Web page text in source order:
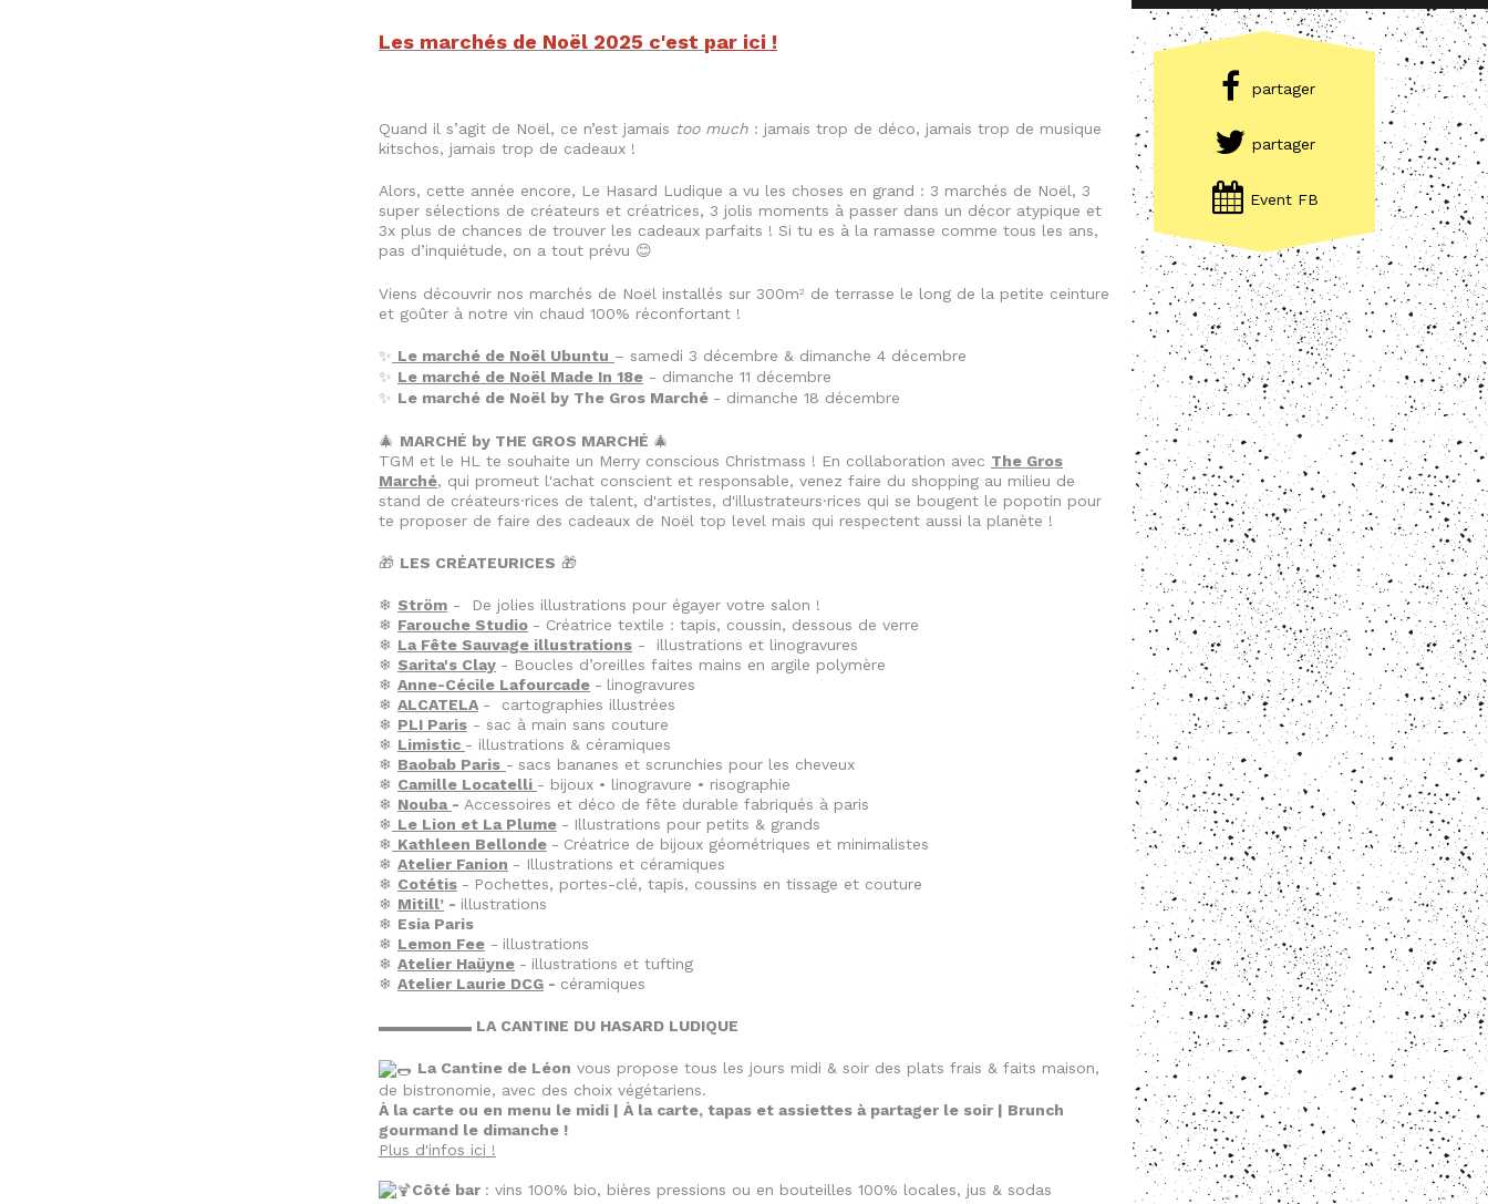
partager
partager
Event FB
Les marchés de Noël 2025 c'est par ici !
Quand il s’agit de Noël, ce n’est jamais too much : jamais trop de déco, jamais trop de musique
kitschos, jamais trop de cadeaux !
Alors, cette année encore, Le Hasard Ludique a vu les choses en grand : 3 marchés de Noël, 3
super sélections de créateurs et créatrices, 3 jolis moments à passer dans un décor atypique et
3x plus de chances de trouver les cadeaux parfaits ! Si tu es à la ramasse comme tous les ans,
pas d’inquiétude, on a tout prévu 😊
Viens découvrir nos marchés de Noël installés sur 300m2
de terrasse le long de la petite ceinture
et goûter à notre vin chaud 100% réconfortant !
✨ Le marché de Noël Ubuntu – samedi 3 décembre & dimanche 4 décembre
✨ Le marché de Noël Made In 18e - dimanche 11 décembre
✨ Le marché de Noël by The Gros Marché - dimanche 18 décembre
🎄 MARCHÉ by THE GROS MARCHÉ 🎄
TGM et le HL te souhaite un Merry conscious Christmass ! En collaboration avec The Gros
Marché, qui promeut l'achat conscient et responsable, venez faire du shopping au milieu de
stand de créateurs·rices de talent, d'artistes, d'illustrateurs·rices qui se bougent le popotin pour
te proposer de faire des cadeaux de Noël top level mais qui respectent aussi la planète !
🎁 LES CRÉATEURICES 🎁
❄ Ström - De jolies illustrations pour égayer votre salon !
❄ Farouche Studio - Créatrice textile : tapis, coussin, dessous de verre
❄ La Fête Sauvage illustrations - illustrations et linogravures
❄ Sarita's Clay - Boucles d’oreilles faites mains en argile polymère
❄ Anne-Cécile Lafourcade - linogravures
❄ ALCATELA - cartographies illustrées
❄ PLI Paris - sac à main sans couture
❄ Limistic - illustrations & céramiques
❄ Baobab Paris - sacs bananes et scrunchies pour les cheveux
❄ Camille Locatelli - bijoux • linogravure • risographie
❄ Nouba - Accessoires et déco de fête durable fabriqués à paris
❄ Le Lion et La Plume - Illustrations pour petits & grands
❄ Kathleen Bellonde - Créatrice de bijoux géométriques et minimalistes
❄ Atelier Fanion - Illustrations et céramiques
❄ Cotétis - Pochettes, portes-clé, tapis, coussins en tissage et couture
❄ Mitill’ - illustrations
❄ Esia Paris
❄ Lemon Fee - illustrations
❄ Atelier Haüyne - illustrations et tufting
❄ Atelier Laurie DCG - céramiques
▬▬▬▬▬▬ LA CANTINE DU HASARD LUDIQUE
La Cantine de Léon vous propose tous les jours midi & soir des plats frais & faits maison,
de bistronomie, avec des choix végétariens.
À la carte ou en menu le midi | À la carte, tapas et assiettes à partager le soir | Brunch
gourmand le dimanche !
Plus d'infos ici !
Côté bar : vins 100% bio, bières pressions ou en bouteilles 100% locales, jus & sodas